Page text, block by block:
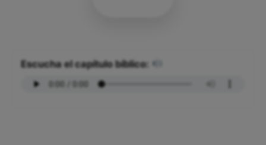
Escucha el capítulo bíblico: